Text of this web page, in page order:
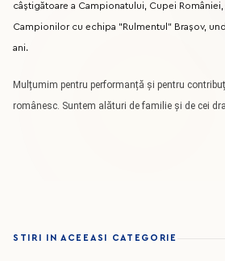
câștigătoare a Campionatului, Cupei
Campionilor cu echipa ”Rulmentul” Brașov,
ani.
Mulțumim pentru performanță și pentru
românesc. Suntem alături de familie și de cei
STIRI IN ACEEASI CATEGORIE